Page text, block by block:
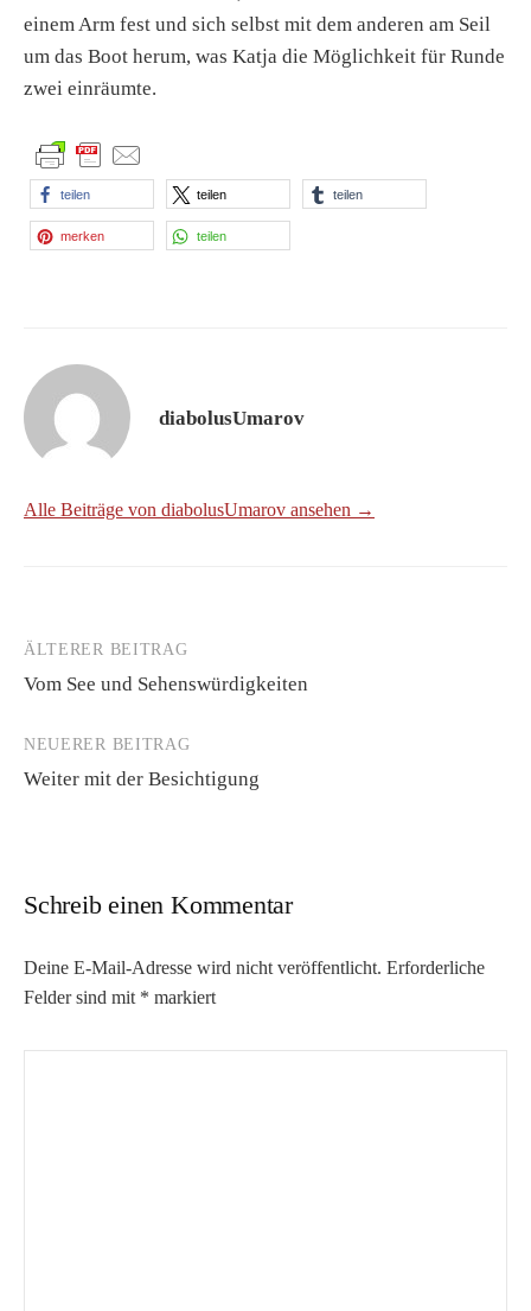
einem Arm fest und sich selbst mit dem anderen am Seil
um das Boot herum, was Katja die Möglichkeit für Runde
zwei einräumte.
teilen teilen teilen
merken teilen
diabolusUmarov
Alle Beiträge von diabolusUmarov ansehen →
Beitrags-
Navigation
ÄLTERER BEITRAG
Vom See und Sehenswürdigkeiten
NEUERER BEITRAG
Weiter mit der Besichtigung
Schreib einen Kommentar
Deine E-Mail-Adresse wird nicht veröffentlicht. Erforderliche
Felder sind mit * markiert